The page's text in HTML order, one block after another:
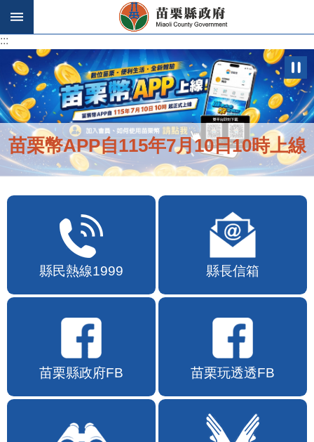
跳到主要內容區塊
:::
苗栗幣APP自115年7月10日10時上線
縣民熱線1999 縣長信箱
苗栗縣政府FB 苗栗玩透透FB